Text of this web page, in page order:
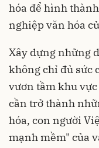
hóa để hình
nghiệp văn hóa
Xây dựng những
không chỉ đủ sức
vươn tầm khu
cần trở thành
hóa, con người
mạnh mềm" của